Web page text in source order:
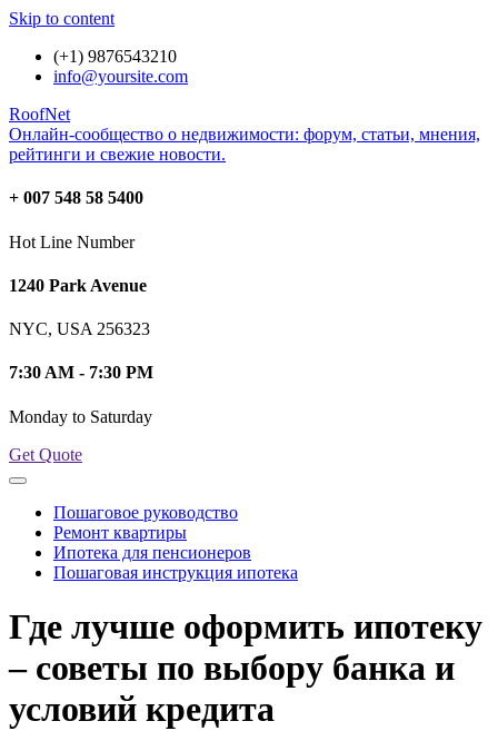
Skip to content
(+1) 9876543210
info@yoursite.com
RoofNet
Онлайн-сообщество о недвижимости: форум, статьи, мнения,
рейтинги и свежие новости.
+ 007 548 58 5400
Hot Line Number
1240 Park Avenue
NYC, USA 256323
7:30 AM - 7:30 PM
Monday to Saturday
Get Quote
Пошаговое руководство
Ремонт квартиры
Ипотека для пенсионеров
Пошаговая инструкция ипотека
Где лучше оформить ипотеку
– советы по выбору банка и
условий кредита